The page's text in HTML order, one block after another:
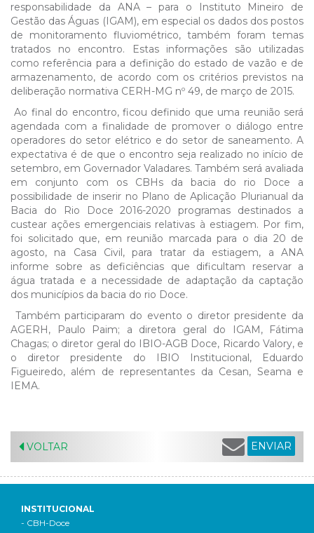
responsabilidade da ANA – para o Instituto Mineiro de
Gestão das Águas (IGAM), em especial os dados dos postos
de monitoramento fluviométrico, também foram temas
tratados no encontro. Estas informações são utilizadas
como referência para a definição do estado de vazão e de
armazenamento, de acordo com os critérios previstos na
deliberação normativa CERH-MG nº 49, de março de 2015.
Ao final do encontro, ficou definido que uma reunião será
agendada com a finalidade de promover o diálogo entre
operadores do setor elétrico e do setor de saneamento. A
expectativa é de que o encontro seja realizado no início de
setembro, em Governador Valadares. Também será avaliada
em conjunto com os CBHs da bacia do rio Doce a
possibilidade de inserir no Plano de Aplicação Plurianual da
Bacia do Rio Doce 2016-2020 programas destinados a
custear ações emergenciais relativas à estiagem. Por fim,
foi solicitado que, em reunião marcada para o dia 20 de
agosto, na Casa Civil, para tratar da estiagem, a ANA
informe sobre as deficiências que dificultam reservar a
água tratada e a necessidade de adaptação da captação
dos municípios da bacia do rio Doce.
Também participaram do evento o diretor presidente da
AGERH, Paulo Paim; a diretora geral do IGAM, Fátima
Chagas; o diretor geral do IBIO-AGB Doce, Ricardo Valory, e
o diretor presidente do IBIO Institucional, Eduardo
Figueiredo, além de representantes da Cesan, Seama e
IEMA.
VOLTAR ENVIAR
INSTITUCIONAL
- CBH-Doce